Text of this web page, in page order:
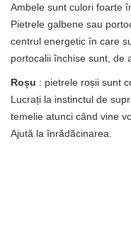
Ambele sunt culori foarte
Pietrele galbene sau
centrul energetic în care
portocalii închise sunt, de
Roșu : pietrele roșii sunt
Lucrați la instinctul de
temelie atunci când vine
Ajută la înrădăcinarea.